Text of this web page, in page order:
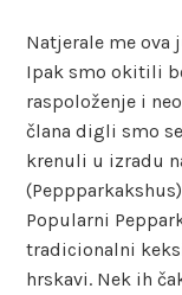
Natjerale me ova
Ipak smo okitili
raspoloženje i
člana digli smo
krenuli u izradu
Popularni
tradicionalni
hrskavi. Nek ih